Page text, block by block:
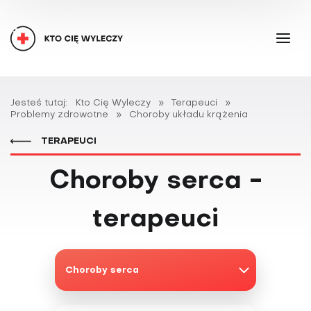
Jesteś tutaj: Kto Cię Wyleczy » Terapeuci
»
Problemy zdrowotne
» Choroby układu krążenia
TERAPEUCI
Choroby serca -
terapeuci
Choroby serca